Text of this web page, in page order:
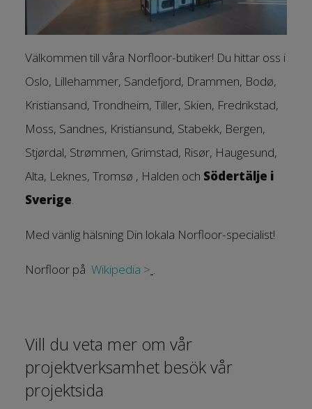
Välkommen till våra Norfloor-butiker! Du hittar oss i
Oslo, Lillehammer, Sandefjord, Drammen, Bodø,
Kristiansand, Trondheim, Tiller, Skien, Fredrikstad,
Moss, Sandnes, Kristiansund, Stabekk, Bergen,
Stjørdal, Strømmen, Grimstad, Risør, Haugesund,
Alta, Leknes, Tromsø , Halden och Södertälje i
Sverige.
Med vänlig hälsning Din lokala Norfloor-specialist!
Norfloor på Wikipedia > .
Vill du veta mer om vår
projektverksamhet besök vår
projektsida